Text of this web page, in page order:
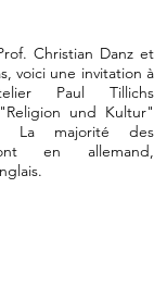
Christian Danz et
voici une invitation à
Paul Tillichs
und Kultur"
La majorité des
en allemand,